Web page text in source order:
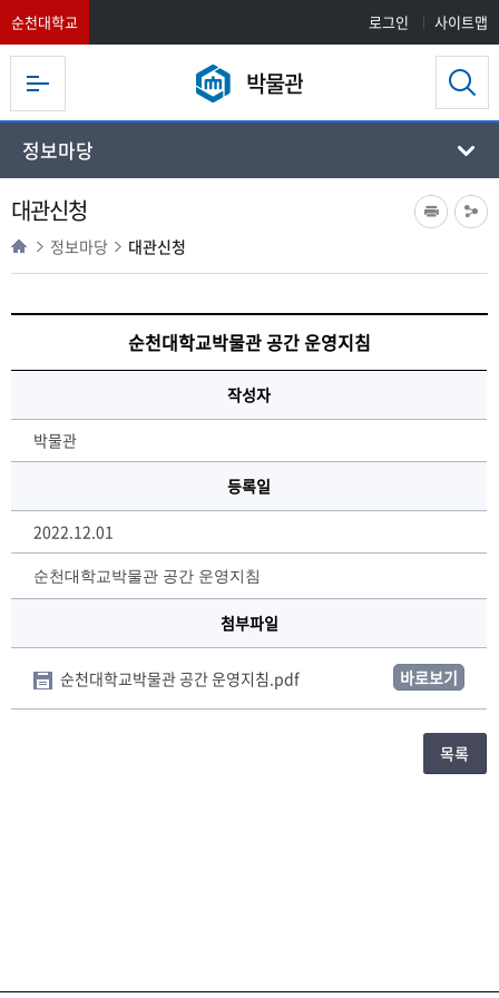
순천대학교 로그인 사이트맵
박물관
정보마당
대관신청
정보마당 대관신청
순천대학교박물관 공간 운영지침
작성자
박물관
등록일
2022.12.01
순천대학교박물관 공간 운영지침
첨부파일
순천대학교박물관 공간 운영지침.pdf 바로보기
목록